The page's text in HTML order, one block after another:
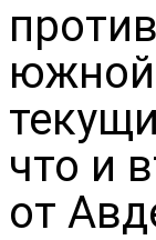
южной
что и
от